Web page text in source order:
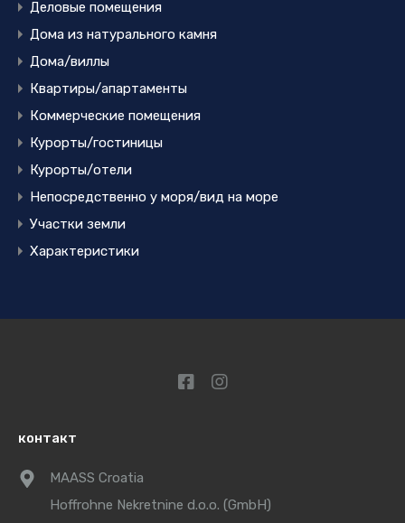
Деловые помещения
Дома из натурального камня
Дома/виллы
Квартиры/апартаменты
Коммерческие помещения
Курорты/гостиницы
Курорты/отели
Непосредственно у моря/вид на море
Участки земли
Характеристики
контакт
MAASS Croatia
Hoffrohne Nekretnine d.o.o. (GmbH)